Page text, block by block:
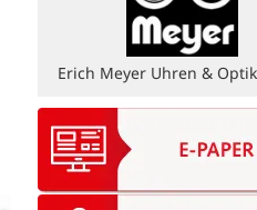
Volksbank eG